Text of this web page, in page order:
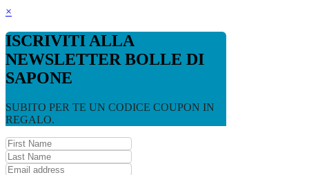
×
ISCRIVITI ALLA
NEWSLETTER BOLLE DI
SAPONE
SUBITO PER TE UN CODICE COUPON IN
REGALO.